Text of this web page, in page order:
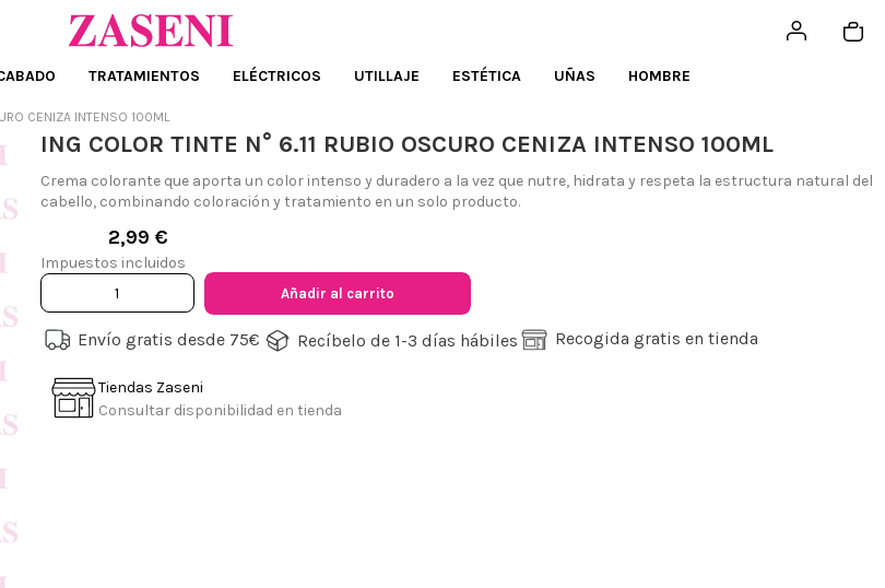
TRATAMIENTOS ELÉCTRICOS UTILLAJE ESTÉTICA UÑAS HOMBRE
CENIZA INTENSO 100ML
ING COLOR TINTE N° 6.11 RUBIO OSCURO CENIZA INTENSO 100ML
Crema colorante que aporta un color intenso y duradero a la vez que nutre, hidrata y respeta la estructura natural del
cabello, combinando coloración y tratamiento en un solo producto.
2,99 €
Impuestos incluidos
Añadir al carrito
Envío gratis desde 75€ Recíbelo de 1-3 días hábiles Recogida gratis en tienda
Tiendas Zaseni
Consultar disponibilidad en tienda